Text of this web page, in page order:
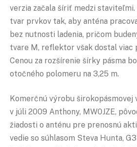
verzia začala šíriť medzi
tvar prvkov tak, aby anténa
bez nutnosti ladenia, pričom
tvare M, reflektor však dostal viac
Cenou za rozšírenie šírky pásma
otočného polomeru na 3,25 m.
Komerčnú výrobu širokopásmovej
v júli 2009 Anthony, MW0JZE,
žiadosti o anténu pre prenosnú
vedie so súhlasom Steva Hunta,